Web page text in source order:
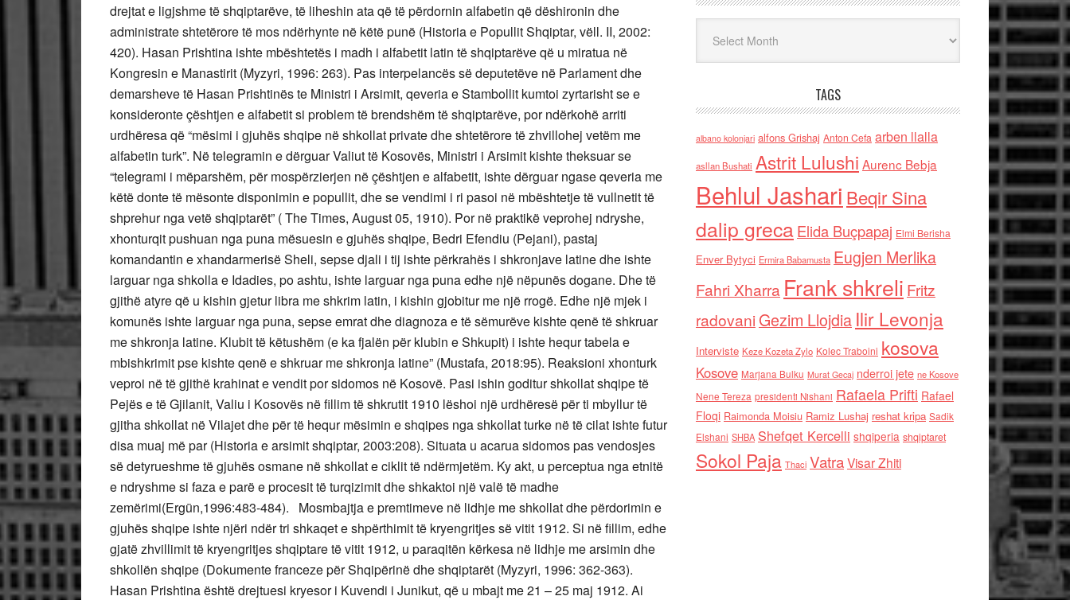
drejtat e ligjshme të shqiptarëve, të liheshin ata që të përdornin alfabetin që dëshironin dhe
administrate shtetërore të mos ndërhynte në këtë punë (Historia e Popullit Shqiptar, vëll. II, 2002:
420). Hasan Prishtina ishte mbështetës i madh i alfabetit latin të shqiptarëve që u miratua në
Kongresin e Manastirit (Myzyri, 1996: 263). Pas interpelancës së deputetëve në Parlament dhe
demarsheve të Hasan Prishtinës te Ministri i Arsimit, qeveria e Stambollit kumtoi zyrtarisht se e
konsideronte çështjen e alfabetit si problem të brendshëm të shqiptarëve, por ndërkohë arriti
urdhëresa që “mësimi i gjuhës shqipe në shkollat private dhe shtetërore të zhvillohej vetëm me
alfabetin turk”. Në telegramin e dërguar Valiut të Kosovës, Ministri i Arsimit kishte theksuar se
“telegrami i mëparshëm, për mospërzierjen në çështjen e alfabetit, ishte dërguar ngase qeveria me
këtë donte të mësonte disponimin e popullit, dhe se vendimi i ri pasoi në mbështetje të vullnetit të
shprehur nga vetë shqiptarët” ( The Times, August 05, 1910). Por në praktikë veprohej ndryshe,
xhonturqit pushuan nga puna mësuesin e gjuhës shqipe, Bedri Efendiu (Pejani), pastaj
komandantin e xhandarmerisë Sheli, sepse djali i tij ishte përkrahës i shkronjave latine dhe ishte
larguar nga shkolla e Idadies, po ashtu, ishte larguar nga puna edhe një nëpunës dogane. Dhe të
gjithë atyre që u kishin gjetur libra me shkrim latin, i kishin gjobitur me një rrogë. Edhe një mjek i
komunës ishte larguar nga puna, sepse emrat dhe diagnoza e të sëmurëve kishte qenë të shkruar
me shkronja latine. Klubit të këtushëm (e ka fjalën për klubin e Shkupit) i ishte hequr tabela e
mbishkrimit pse kishte qenë e shkruar me shkronja latine” (Mustafa, 2018:95). Reaksioni xhonturk
veproi në të gjithë krahinat e vendit por sidomos në Kosovë. Pasi ishin goditur shkollat shqipe të
Pejës e të Gjilanit, Valiu i Kosovës në fillim të shkrutit 1910 lëshoi një urdhëresë për ti mbyllur të
gjitha shkollat në Vilajet dhe për të hequr mësimin e shqipes nga shkollat turke në të cilat ishte futur
disa muaj më par (Historia e arsimit shqiptar, 2003:208). Situata u acarua sidomos pas vendosjes
së detyrueshme të gjuhës osmane në shkollat e ciklit të ndërmjetëm. Ky akt, u perceptua nga etnitë
e ndryshme si faza e parë e procesit të turqizimit dhe shkaktoi një valë të madhe
zemërimi(Ergün,1996:483-484). Mosmbajtja e premtimeve në lidhje me shkollat dhe përdorimin e
gjuhës shqipe ishte njëri ndër tri shkaqet e shpërthimit të kryengritjes së vitit 1912. Si në fillim, edhe
gjatë zhvillimit të kryengritjes shqiptare të vitit 1912, u paraqitën kërkesa në lidhje me arsimin dhe
shkollën shqipe (Dokumente franceze për Shqipërinë dhe shqiptarët (Myzyri, 1996: 362-363).
Hasan Prishtina është drejtuesi kryesor i Kuvendi i Junikut, që u mbajt me 21 – 25 maj 1912. Ai
TAGS
albano kolonjari alfons Grishaj Anton Cefa arben llalla
asllan Bushati Astrit Lulushi Aurenc Bebja
Behlul Jashari Beqir Sina
dalip grecaElida Buçpapaj Elmi Berisha
Enver Bytyci Ermira Babamusta Eugjen Merlika
Fahri Xharra Frank shkreli Fritz
radovaniGezim Llojdia Ilir Levonja
Interviste Keze Kozeta Zylo Kolec Traboini kosova
Kosove Marjana Bulku Murat Gecaj nderroi jete ne Kosove
Nene Tereza presidenti Nishani Rafaela Prifti Rafael
Floqi Raimonda Moisiu Ramiz Lushaj reshat kripa Sadik
Elshani SHBA Shefqet Kercelli shqiperia shqiptaret
Sokol Paja Thaci VatraVisar Zhiti